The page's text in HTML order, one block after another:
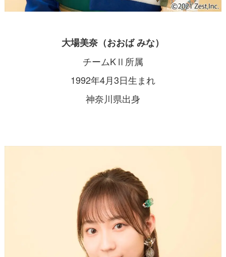
大場美奈（おおば みな）
チームKⅡ所属
1992年4月3日生まれ
神奈川県出身